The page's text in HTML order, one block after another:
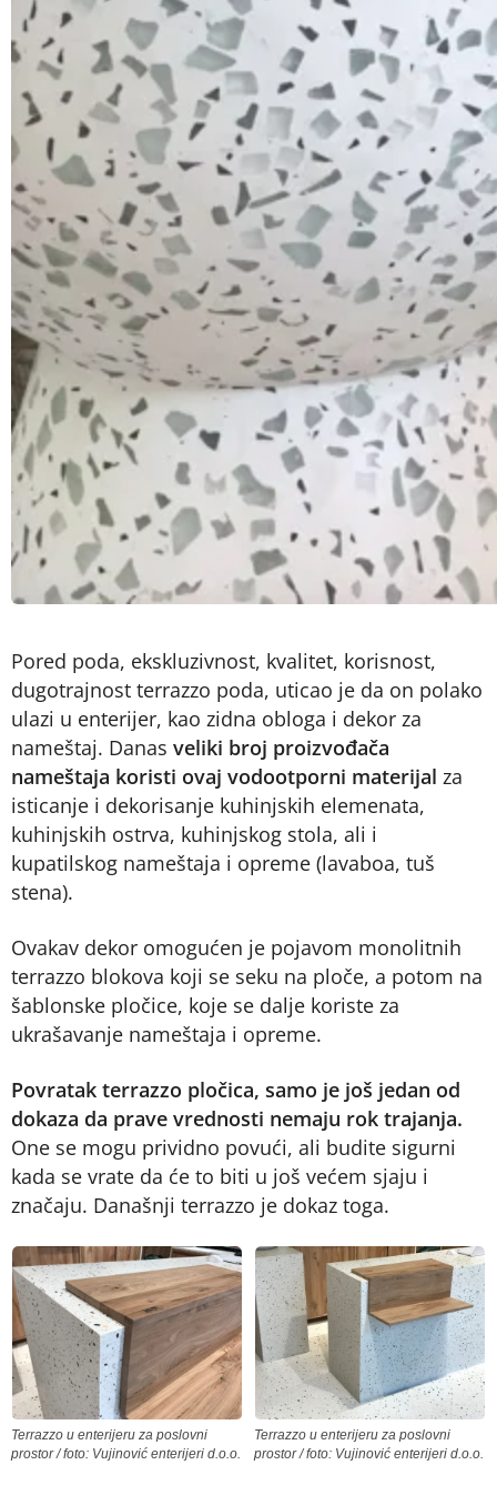
Pored poda, ekskluzivnost, kvalitet, korisnost,
dugotrajnost terrazzo poda, uticao je da on polako
ulazi u enterijer, kao zidna obloga i dekor za
nameštaj. Danas veliki broj proizvođača
nameštaja koristi ovaj vodootporni materijal za
isticanje i dekorisanje kuhinjskih elemenata,
kuhinjskih ostrva, kuhinjskog stola, ali i
kupatilskog nameštaja i opreme (lavaboa, tuš
stena).
Ovakav dekor omogućen je pojavom monolitnih
terrazzo blokova koji se seku na ploče, a potom na
šablonske pločice, koje se dalje koriste za
ukrašavanje nameštaja i opreme.
Povratak terrazzo pločica, samo je još jedan od
dokaza da prave vrednosti nemaju rok trajanja.
One se mogu prividno povući, ali budite sigurni
kada se vrate da će to biti u još većem sjaju i
značaju. Današnji terrazzo je dokaz toga.
Terrazzo u enterijeru za poslovni
prostor / foto: Vujinović enterijeri d.o.o.
Terrazzo u enterijeru za poslovni
prostor / foto: Vujinović enterijeri d.o.o.